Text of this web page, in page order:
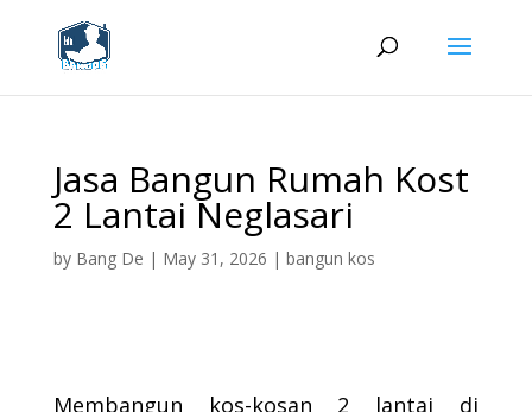
Jasa Bangun Rumah Kost
2 Lantai Neglasari
by Bang De | May 31, 2026 | bangun kos
Membangun kos-kosan 2 lantai di